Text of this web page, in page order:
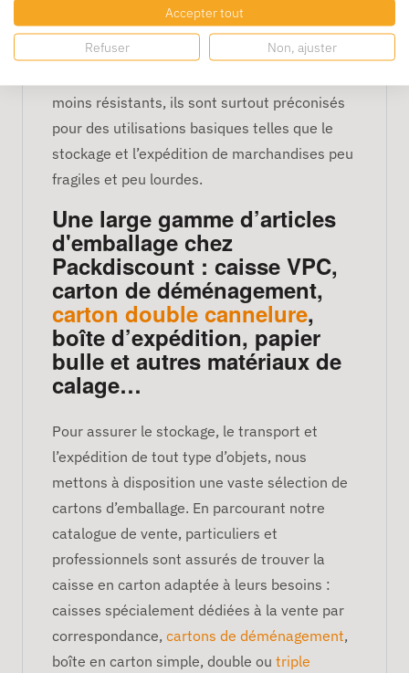
couverture Testliner permet de concevoir des
emballages économiques.
moins résistants, ils sont surtout préconisés
pour des utilisations basiques telles que le
stockage et l’expédition de marchandises peu
fragiles et peu lourdes.
Une large gamme d’articles
d'emballage chez
Packdiscount : caisse VPC,
carton de déménagement,
carton double cannelure,
boîte d’expédition, papier
bulle et autres matériaux de
calage…
Pour assurer le stockage, le transport et
l’expédition de tout type d’objets, nous
mettons à disposition une vaste sélection de
cartons d’emballage. En parcourant notre
catalogue de vente, particuliers et
professionnels sont assurés de trouver la
caisse en carton adaptée à leurs besoins :
caisses spécialement dédiées à la vente par
correspondance, cartons de déménagement,
boîte en carton simple, double ou triple
Accepter tout
Refuser Non, ajuster